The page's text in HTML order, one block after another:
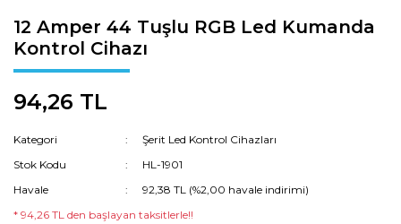
12 Amper 44 Tuşlu RGB Led Kumanda
Kontrol Cihazı
94,26 TL
Kategori
Şerit Led Kontrol Cihazları
Stok Kodu
HL-1901
Havale
92,38 TL (%2,00 havale indirimi)
* 94,26 TL den başlayan taksitlerle!!